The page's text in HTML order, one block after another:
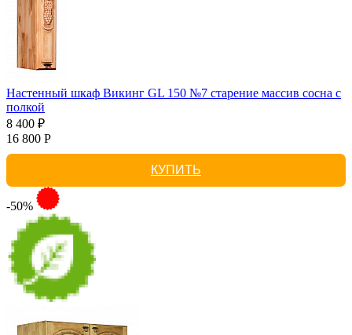
Настенный шкаф Викинг GL 150 №7 старение массив сосна с
полкой
8 400 ₽
16 800 Р
КУПИТЬ
-50%